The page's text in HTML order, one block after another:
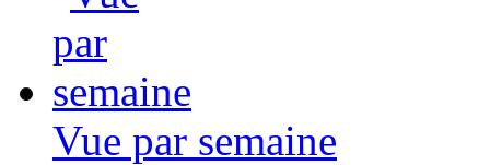
Vue par semaine